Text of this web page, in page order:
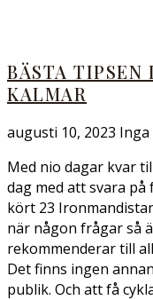
BÄSTA TIPSEN
KALMAR
augusti 10, 2023
Med nio dagar kvar
dag med att svara
kört 23
när någon frågar så
rekommenderar till
Det finns ingen
publik. Och att få